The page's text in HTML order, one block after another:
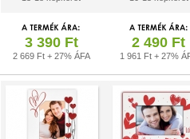
3 390 Ft
2 669 Ft + 27% ÁFA
2 490 Ft
1 961 Ft + 27%